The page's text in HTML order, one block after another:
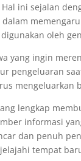
ini sejalan
oleh
yang ingin
pengeluaran
mengeluarkan
lengkap
informasi
dan penuh
tempat